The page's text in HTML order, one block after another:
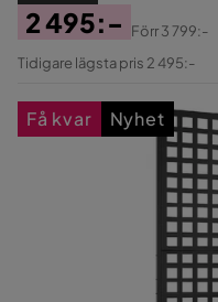
Pris
2 495:-
Original
Förr3 799:-
Tidigare lägsta pris 2 495:-
Få kvar Nyhet